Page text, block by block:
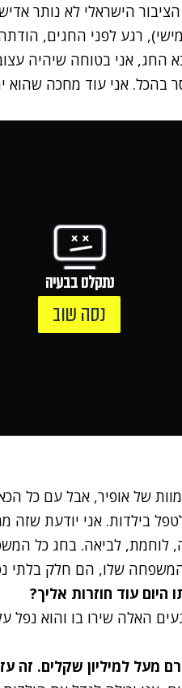
הישראלי לא נותר
רגע לפני החגים,
אני בטוחה שיהיה
בהכל. אני עוד מחכה שהוא
נתקלנו בבעיה
נסה שוב
של אופיר, אבל עם כל
בילדות. אני יודעת שזה
לוחמת, לביאה. בחג כל
שלו, הם חלק בלתי
עוד חוזרות אליך?
האלה שירו בו והוא
מעל למיליון שקלים. זה